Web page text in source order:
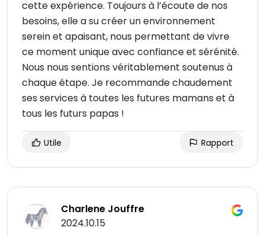
cette expérience. Toujours à l’écoute de nos
besoins, elle a su créer un environnement
serein et apaisant, nous permettant de vivre
ce moment unique avec confiance et sérénité.
Nous nous sentions véritablement soutenus à
chaque étape. Je recommande chaudement
ses services à toutes les futures mamans et à
tous les futurs papas !
Utile Rapport
Charlene Jouffre
2024.10.15